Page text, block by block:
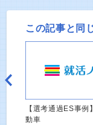
この記事と同
【選考通過ES事例
動車